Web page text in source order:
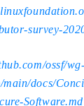
survey-
ossf/
main/docs/
Software.md